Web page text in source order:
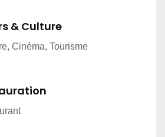
& Culture
Cinéma, Tourisme